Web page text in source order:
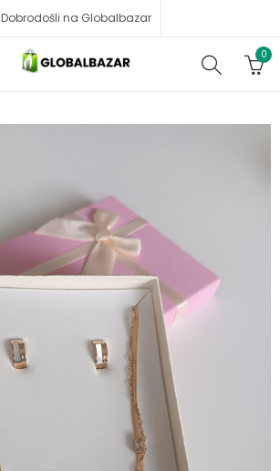
Dobrodošli na Globalbazar
0